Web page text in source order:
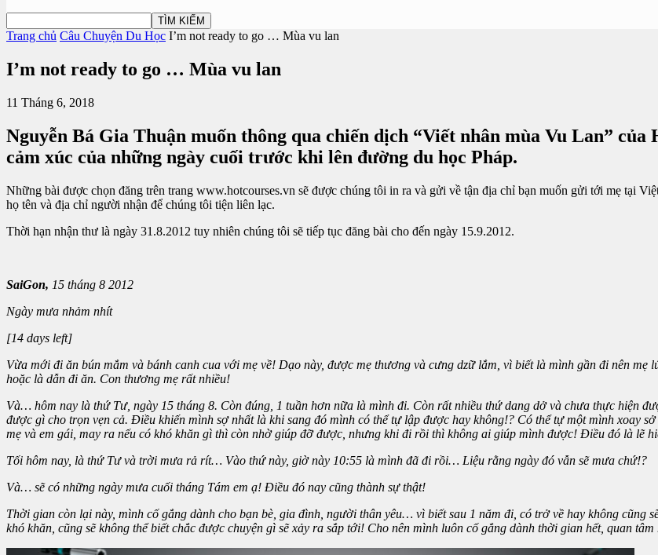
Trang chủ Câu Chuyện Du Học I’m not ready to go … Mùa vu lan
I’m not ready to go … Mùa vu lan
11 Tháng 6, 2018
Nguyễn Bá Gia Thuận muốn thông qua chiến dịch “Viết nhân mùa Vu Lan” của
cảm xúc của những ngày cuối trước khi lên đường du học Pháp.
Những bài được chọn đăng trên trang www.hotcourses.vn sẽ được chúng tôi in ra và gửi về tận địa chỉ bạn muốn gửi tới mẹ tại
họ tên và địa chỉ người nhận để chúng tôi tiện liên lạc.
Thời hạn nhận thư là ngày 31.8.2012 tuy nhiên chúng tôi sẽ tiếp tục đăng bài cho đến ngày 15.9.2012.
SaiGon, 15 tháng 8 2012
Ngày mưa nhảm nhít
[14 days left]
Vừa mới đi ăn bún mắm và bánh canh cua với mẹ về! Dạo này, được mẹ thương và cưng dzữ lắm, vì biết là mình gần đi nên
hoặc là dẫn đi ăn. Con thương mẹ rất nhiều!
Và… hôm nay là thứ Tư, ngày 15 tháng 8. Còn đúng, 1 tuần hơn nữa là mình đi. Còn rất nhiều thứ dang dở và chưa thực hiện
được gì cho trọn vẹn cả. Điều khiến mình sợ nhất là khi sang đó mình có thể tự lập được hay không!? Có thể tự một mình xoay
mẹ và em gái, may ra nếu có khó khăn gì thì còn nhờ giúp đỡ được, nhưng khi đi rồi thì không ai giúp mình được! Điều đó là lẽ
Tối hôm nay, là thứ Tư và trời mưa rả rít… Vào thứ này, giờ này 10:55 là mình đã đi rồi… Liệu rằng ngày đó vẫn sẽ mưa chứ!?
Và… sẽ có những ngày mưa cuối tháng Tám em ạ! Điều đó nay cũng thành sự thật!
Thời gian còn lại này, mình cố gắng dành cho bạn bè, gia đình, người thân yêu… vì biết sau 1 năm đi, có trở về hay không cũng
khó khăn, cũng sẽ không thể biết chắc được chuyện gì sẽ xảy ra sắp tới! Cho nên mình luôn cố gắng dành thời gian hết, quan